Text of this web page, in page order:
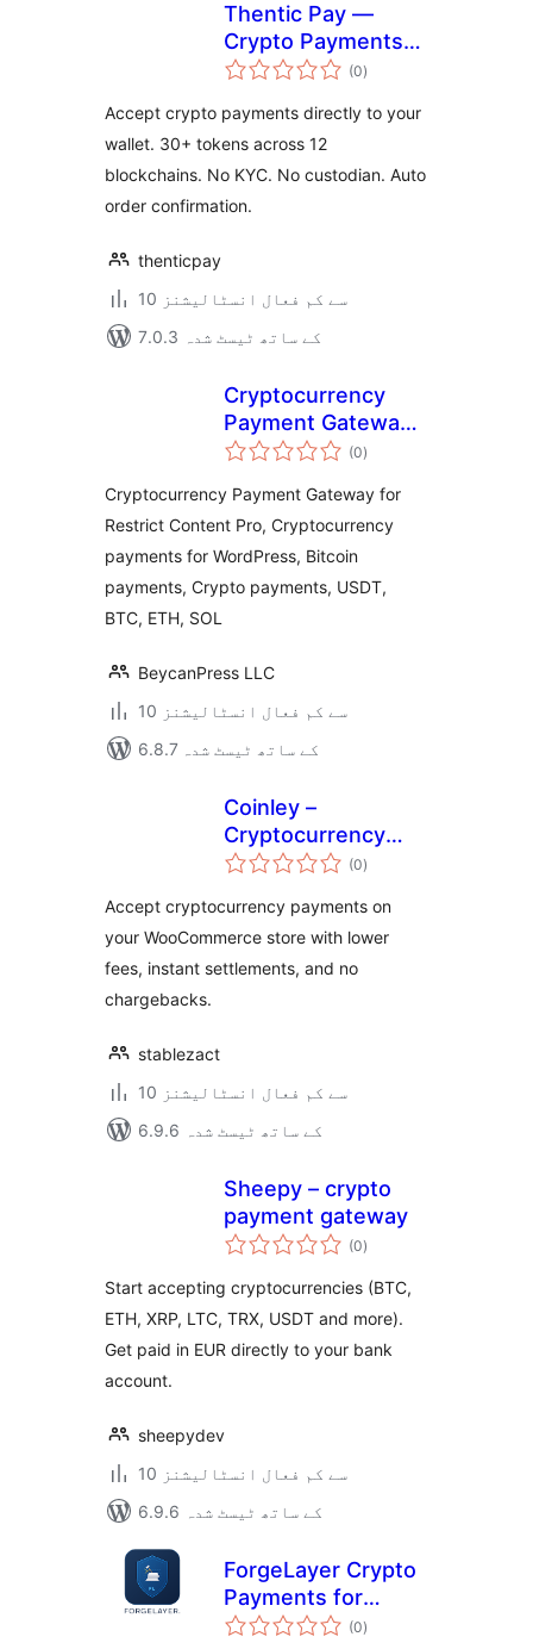
Thentic Pay —
Crypto Payments
for WooCommerce
(0مجموعی
درجہ
)
Accept crypto payments directly to your
wallet. 30+ tokens across 12
blockchains. No KYC. No custodian. Auto
order confirmation.
thenticpay
10 سے کم فعال انسٹالیشنز
7.0.3 کے ساتھ ٹیسٹ شدہ
Cryptocurrency
Payment Gateway
for Restrict
CryptoPay
(0مجموعی
درجہ
)
Cryptocurrency Payment Gateway for
Restrict Content Pro, Cryptocurrency
payments for WordPress, Bitcoin
payments, Crypto payments, USDT,
BTC, ETH, SOL
BeycanPress LLC
10 سے کم فعال انسٹالیشنز
6.8.7 کے ساتھ ٹیسٹ شدہ
Coinley –
Cryptocurrency
Payments
(0مجموعی
درجہ
)
Accept cryptocurrency payments on
your WooCommerce store with lower
fees, instant settlements, and no
chargebacks.
stablezact
10 سے کم فعال انسٹالیشنز
6.9.6 کے ساتھ ٹیسٹ شدہ
Sheepy – crypto
payment gateway
(0مجموعی
درجہ
)
Start accepting cryptocurrencies (BTC,
ETH, XRP, LTC, TRX, USDT and more).
Get paid in EUR directly to your bank
account.
sheepydev
10 سے کم فعال انسٹالیشنز
6.9.6 کے ساتھ ٹیسٹ شدہ
ForgeLayer Crypto
Payments for
WooCommerce
(0مجموعی
درجہ
)